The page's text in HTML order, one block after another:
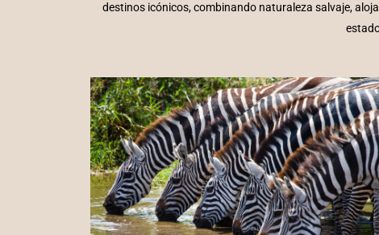
destinos icónicos, combinando naturaleza salvaje,